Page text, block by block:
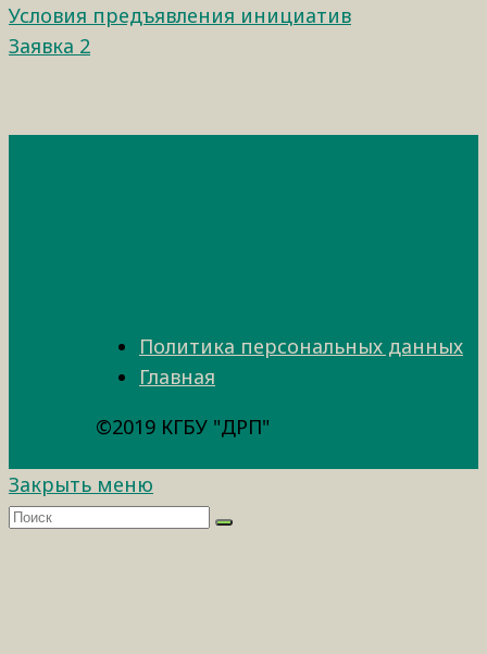
Условия предъявления инициатив
Заявка 2
Политика персональных данных
Главная
©2019 КГБУ "ДРП"
Закрыть меню